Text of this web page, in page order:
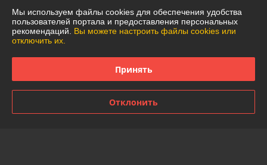
никакой коммуникации. Звонил им сам, обещали выслать, но этого
не сделали. Обратной связи так же не поступило. Короче,
безответственный и недобросовестный поставщик.
Сделка подтверждена через корзину
Мы используем файлы cookies для обеспечения удобства
пользователей портала и предоставления персональных
рекомендаций. Вы можете настроить файлы cookies или
отключить их.
Принять
Отклонить